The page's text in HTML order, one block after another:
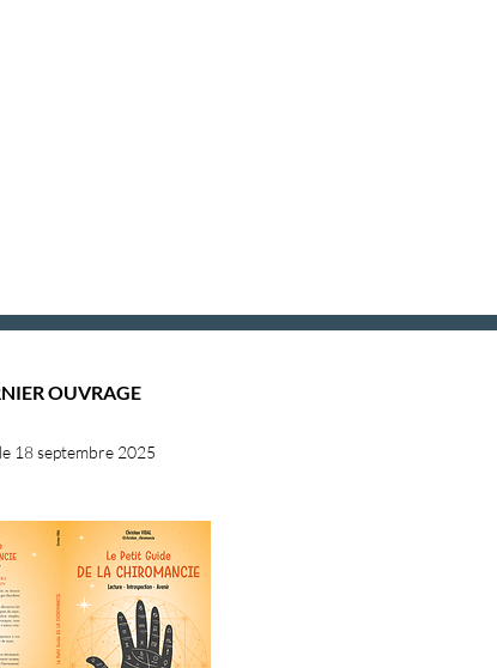
OUVRAGE
18 septembre 2025